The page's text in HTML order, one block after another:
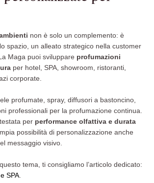
non è solo un complemento: è
spazio, un alleato strategico nella customer
Maga puoi sviluppare profumazioni
per hotel, SPA, showroom, ristoranti,
corporate.
profumate, spray, diffusori a bastoncino,
professionali per la profumazione continua.
per performance olfattiva e durata
possibilità di personalizzazione anche
messaggio visivo.
tema, ti consigliamo l’articolo dedicato:
SPA